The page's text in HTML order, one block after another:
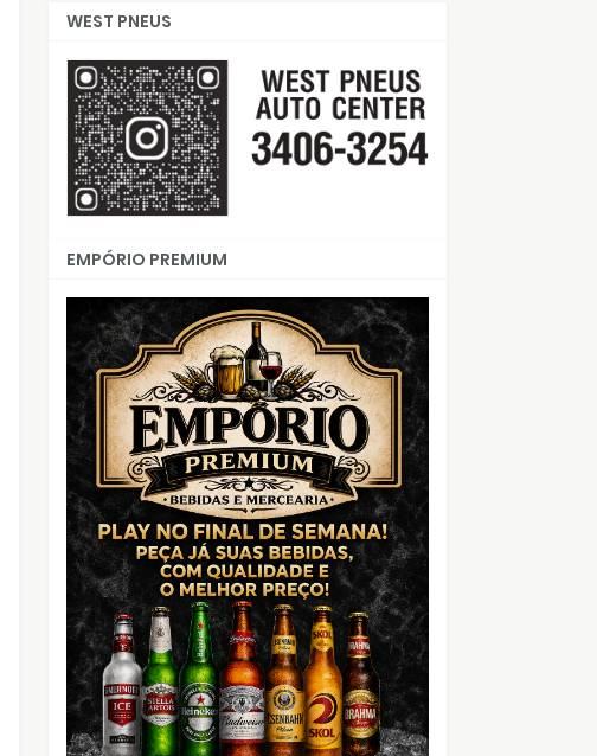
WEST PNEUS
EMPÓRIO PREMIUM